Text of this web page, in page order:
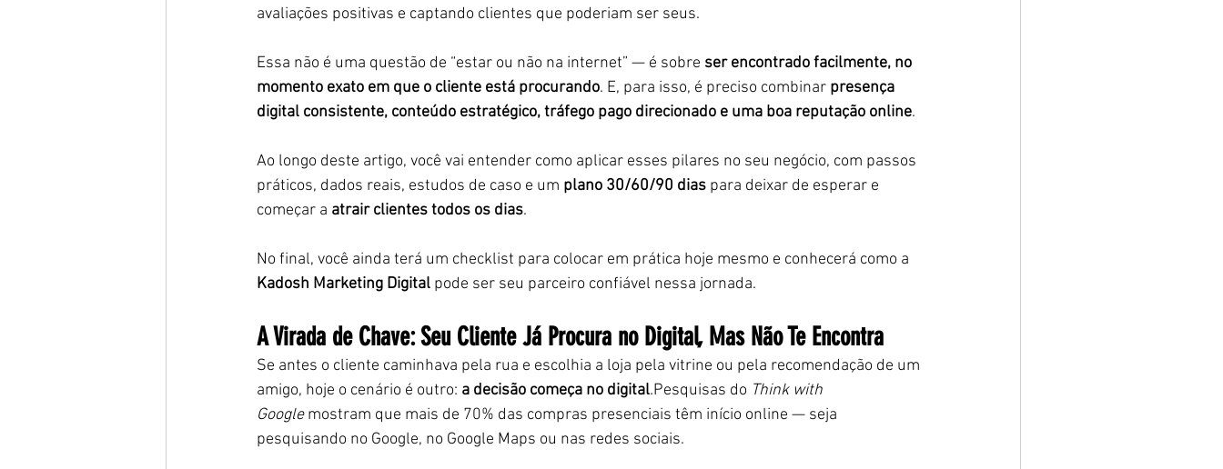
avaliações positivas e captando clientes que poderiam ser seus.
Essa não é uma questão de “estar ou não na internet” — é sobre ser encontrado facilmente, no
momento exato em que o cliente está procurando. E, para isso, é preciso combinar presença
digital consistente, conteúdo estratégico, tráfego pago direcionado e uma boa reputação online.
Ao longo deste artigo, você vai entender como aplicar esses pilares no seu negócio, com passos
práticos, dados reais, estudos de caso e um plano 30/60/90 dias para deixar de esperar e
começar a atrair clientes todos os dias.
No final, você ainda terá um checklist para colocar em prática hoje mesmo e conhecerá como a
Kadosh Marketing Digital pode ser seu parceiro confiável nessa jornada.
A Virada de Chave: Seu Cliente Já Procura no Digital, Mas Não Te Encontra
Se antes o cliente caminhava pela rua e escolhia a loja pela vitrine ou pela recomendação de um
amigo, hoje o cenário é outro: a decisão começa no digital.Pesquisas do Think with
Google mostram que mais de 70% das compras presenciais têm início online — seja
pesquisando no Google, no Google Maps ou nas redes sociais.